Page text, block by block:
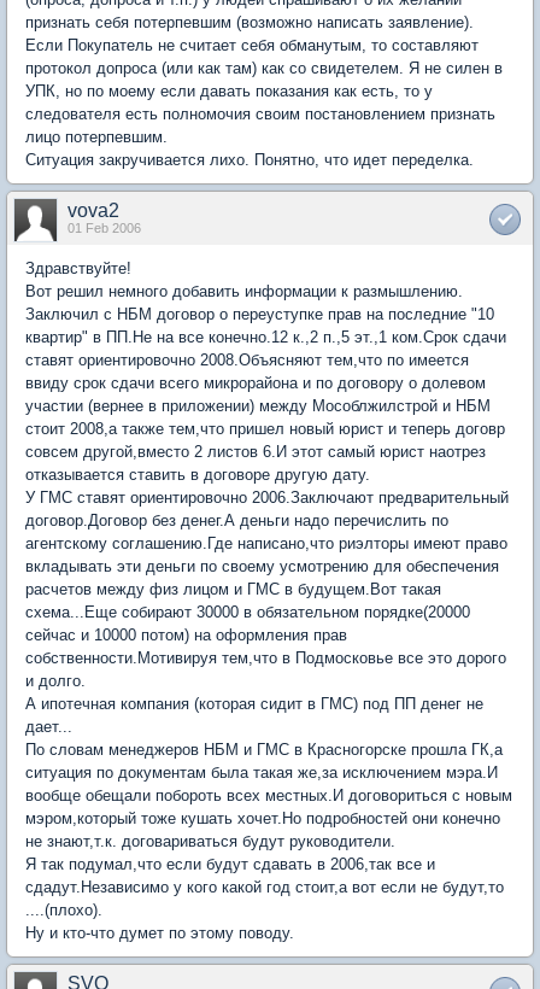
признать себя потерпевшим (возможно написать заявление).
Если Покупатель не считает себя обманутым, то составляют
протокол допроса (или как там) как со свидетелем. Я не силен в
УПК, но по моему если давать показания как есть, то у
следователя есть полномочия своим постановлением признать
лицо потерпевшим.
Ситуация закручивается лихо. Понятно, что идет переделка.
vova2
01 Feb 2006
Здравствуйте!
Вот решил немного добавить информации к размышлению.
Заключил с НБМ договор о переуступке прав на последние "10
квартир" в ПП.Не на все конечно.12 к.,2 п.,5 эт.,1 ком.Срок сдачи
ставят ориентировочно 2008.Объясняют тем,что по имеется
ввиду срок сдачи всего микрорайона и по договору о долевом
участии (вернее в приложении) между Мособлжилстрой и НБМ
стоит 2008,а также тем,что пришел новый юрист и теперь договр
совсем другой,вместо 2 листов 6.И этот самый юрист наотрез
отказывается ставить в договоре другую дату.
У ГМС ставят ориентировочно 2006.Заключают предварительный
договор.Договор без денег.А деньги надо перечислить по
агентскому соглашению.Где написано,что риэлторы имеют право
вкладывать эти деньги по своему усмотрению для обеспечения
расчетов между физ лицом и ГМС в будущем.Вот такая
схема...Еще собирают 30000 в обязательном порядке(20000
сейчас и 10000 потом) на оформления прав
собственности.Мотивируя тем,что в Подмосковье все это дорого
и долго.
А ипотечная компания (которая сидит в ГМС) под ПП денег не
дает...
По словам менеджеров НБМ и ГМС в Красногорске прошла ГК,а
ситуация по документам была такая же,за исключением мэра.И
вообще обещали побороть всех местных.И договориться с новым
мэром,который тоже кушать хочет.Но подробностей они конечно
не знают,т.к. договариваться будут руководители.
Я так подумал,что если будут сдавать в 2006,так все и
сдадут.Независимо у кого какой год стоит,а вот если не будут,то
....(плохо).
Ну и кто-что думет по этому поводу.
SVO